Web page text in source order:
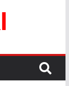
Conference
Pimpin ORARI